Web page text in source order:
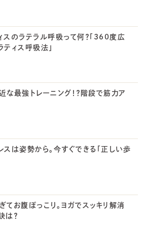
スのラテラル呼吸って何？「360度広
ティス呼吸法」
な最強トレーニング！？階段で筋力ア
スは姿勢から。今すぐできる「正しい歩
てお腹ぽっこり。ヨガでスッキリ解消
は？